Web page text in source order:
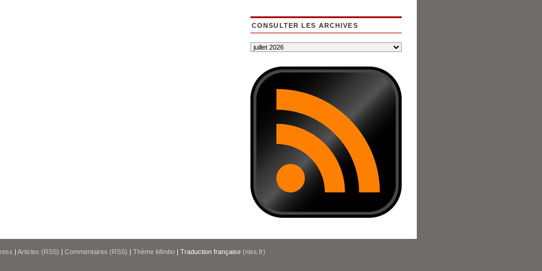
CONSULTER LES ARCHIVES
| Articles (RSS) | Commentaires (RSS) | Thème Mimbo | Traduction française (niss.fr)